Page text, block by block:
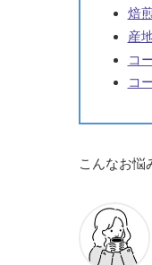
焙
産
コ
コ
こんなお悩